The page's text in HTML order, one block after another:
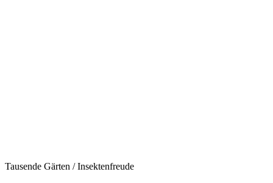
Tausende Gärten / Insektenfreude